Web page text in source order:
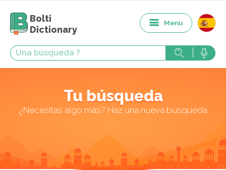
Bolti
Dictionary
Menu
Tu búsqueda
¿Necesitas algo más? Haz una nueva búsqueda